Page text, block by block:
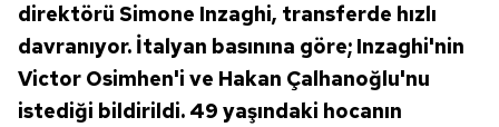
direktörü Simone Inzaghi, transferde hızlı
davranıyor. İtalyan basınına göre; Inzaghi'nin
Victor Osimhen'i ve Hakan Çalhanoğlu'nu
istediği bildirildi. 49 yaşındaki hocanın